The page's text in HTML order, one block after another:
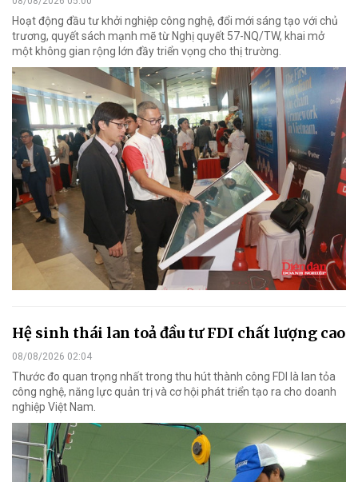
Hoạt động đầu tư khởi nghiệp công nghệ, đổi mới sáng tạo với chủ
trương, quyết sách mạnh mẽ từ Nghị quyết 57-NQ/TW, khai mở
một không gian rộng lớn đầy triển vọng cho thị trường.
Hệ sinh thái lan toả đầu tư FDI chất lượng cao
08/08/2026 02:04
Thước đo quan trọng nhất trong thu hút thành công FDI là lan tỏa
công nghệ, năng lực quản trị và cơ hội phát triển tạo ra cho doanh
nghiệp Việt Nam.